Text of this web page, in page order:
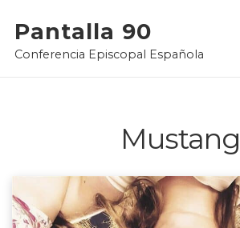
content
Pantalla 90
Conferencia Episcopal Española
Mustang